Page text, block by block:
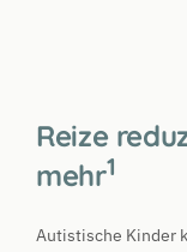
Reize
mehr1
Autistische Kinder